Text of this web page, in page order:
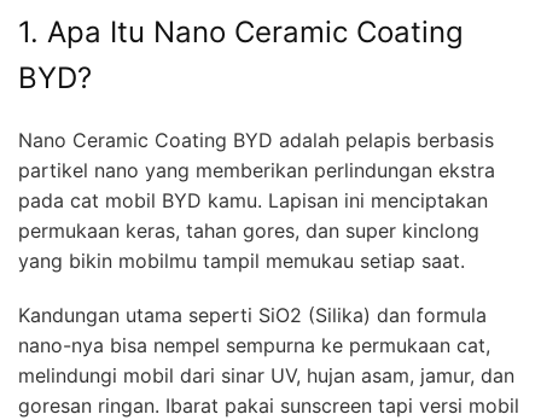
1. Apa Itu Nano Ceramic Coating
BYD?
Nano Ceramic Coating BYD adalah pelapis berbasis
partikel nano yang memberikan perlindungan ekstra
pada cat mobil BYD kamu. Lapisan ini menciptakan
permukaan keras, tahan gores, dan super kinclong
yang bikin mobilmu tampil memukau setiap saat.
Kandungan utama seperti SiO2 (Silika) dan formula
nano-nya bisa nempel sempurna ke permukaan cat,
melindungi mobil dari sinar UV, hujan asam, jamur, dan
goresan ringan. Ibarat pakai sunscreen tapi versi mobil